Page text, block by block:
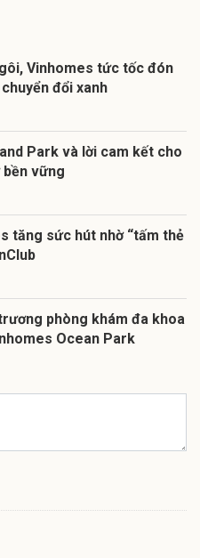
Vinhomes tức tốc đón
đổi xanh
Park và lời cam kết cho
vững
tăng sức hút nhờ “tấm thẻ
phòng khám đa khoa
Ocean Park